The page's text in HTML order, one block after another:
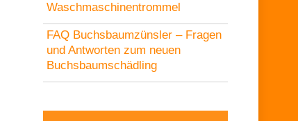
Waschmaschinentrommel
FAQ Buchsbaumzünsler – Fragen
und Antworten zum neuen
Buchsbaumschädling